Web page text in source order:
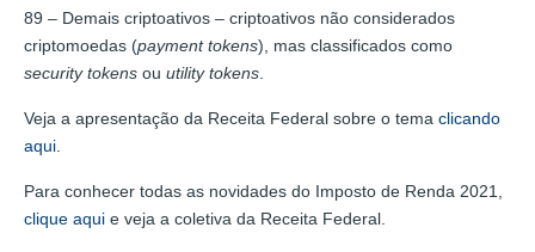
89 – Demais criptoativos – criptoativos não considerados
criptomoedas (payment tokens), mas classificados como
security tokens ou utility tokens
Veja a apresentação da Receita Federal sobre o tema clicando
aqui
Para conhecer todas as novidades do Imposto de Renda 2021,
clique aqui e veja a coletiva da Receita Federal.